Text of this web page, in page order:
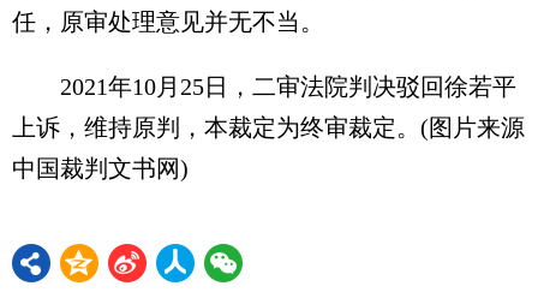
任，原审处理意见并无不当。
2021年10月25日，二审法院判决驳回徐若平
上诉，维持原判，本裁定为终审裁定。(图片来源
中国裁判文书网)